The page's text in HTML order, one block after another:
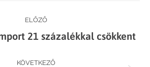
ELŐZŐ
Previous
21 százalékkal csökkent
KÖVETKEZŐ